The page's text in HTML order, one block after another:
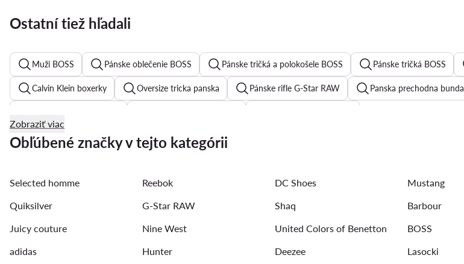
Ostatní tiež hľadali
Muži BOSS Pánske oblečenie BOSS Pánske tričká a polokošele BOSS Pánske tričká BOSS
Calvin Klein boxerky Oversize tricka panska Pánske rifle G-Star RAW Panska prechodna bunda
EA7 bunda Panska mikina Levi's Rifle Levi's pánske
Pánske mikiny DC Shoes Plavky pánske Nike mikina pánska
Zobraziť viac
Obľúbené značky v tejto kategórii
Selected homme Reebok DC Shoes Mustang
Quiksilver
G-Star RAW Shaq Barbour
Juicy couture
Nine West United Colors of Benetton BOSS
adidas
Hunter Deezee Lasocki